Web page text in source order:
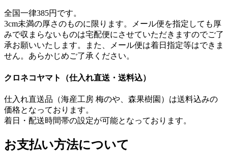
全国一律385円です。
3cm未満の厚さのものに限ります。メール便を指定しても厚
みで収まらないものは宅配便にさせていただきますのでご了
承お願いいたします。また、メール便は着日指定等はできま
せん。あらかじめご了承ください。
クロネコヤマト（仕入れ直送・送料込）
仕入れ直送品（海産工房 梅のや、森果樹園）は送料込みの
価格となっております。
着日・配送時間帯の設定が可能となっております。
お支払い方法について